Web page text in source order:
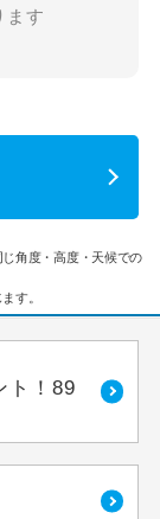
ます
角度・高度・天候での
す。
ト！89